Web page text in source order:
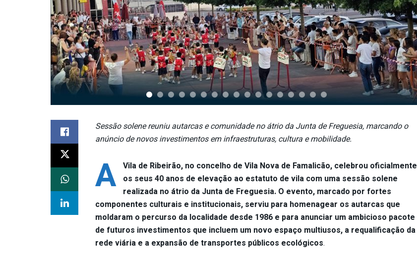
Sessão solene reuniu autarcas e comunidade no átrio da Junta de Freguesia, marcando o
anúncio de novos investimentos em infraestruturas, cultura e mobilidade.
A Vila de Ribeirão, no concelho de Vila Nova de Famalicão, celebrou oficialmente
os seus 40 anos de elevação ao estatuto de vila com uma sessão solene
realizada no átrio da Junta de Freguesia. O evento, marcado por fortes
componentes culturais e institucionais, serviu para homenagear os autarcas que
moldaram o percurso da localidade desde 1986 e para anunciar um ambicioso pacote
de futuros investimentos que incluem um novo espaço multiusos, a requalificação da
rede viária e a expansão de transportes públicos ecológicos.